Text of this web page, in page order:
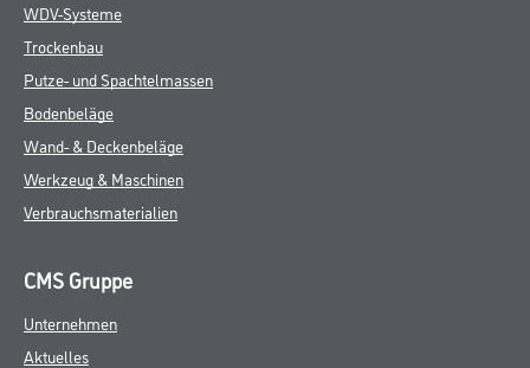
WDV-Systeme
Trockenbau
Putze- und Spachtelmassen
Bodenbeläge
Wand- & Deckenbeläge
Werkzeug & Maschinen
Verbrauchsmaterialien
CMS Gruppe
Unternehmen
Aktuelles